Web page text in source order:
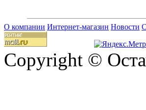
О компании Интернет-магазин Новости
Copyright ©